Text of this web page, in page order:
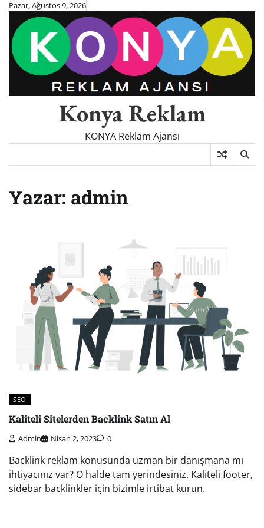
Skip
content
Pazar, Ağustos 9, 2026
Konya Reklam
KONYA Reklam Ajansı
Yazar: admin
SEO
Kaliteli Sitelerden Backlink Satın Al
Admin Nisan 2, 2023 0
Backlink reklam konusunda uzman bir danışmana mı
ihtiyacınız var? O halde tam yerindesiniz. Kaliteli footer,
sidebar backlinkler için bizimle irtibat kurun.